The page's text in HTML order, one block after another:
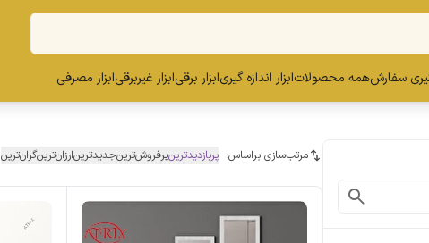
سفارشهمه محصولاتابزار اندازه گیریابزار برقیابزار غیربرقیابزار مصرفی
مرتب‌سازی براساس: پربازدیدترینپرفروش‌ترینجدیدترینارزان‌ترینگران‌ترین